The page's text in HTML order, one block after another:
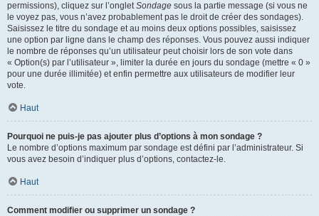
permissions), cliquez sur l’ongletSondage sous la partie message (si vous ne
le voyez pas, vous n’avez probablement pas le droit de créer des sondages).
Saisissez le titre du sondage et au moins deux options possibles, saisissez
une option par ligne dans le champ des réponses. Vous pouvez aussi indiquer
le nombre de réponses qu’un utilisateur peut choisir lors de son vote dans
« Option(s) par l’utilisateur », limiter la durée en jours du sondage (mettre « 0 »
pour une durée illimitée) et enfin permettre aux utilisateurs de modifier leur
vote.
Haut
Pourquoi ne puis-je pas ajouter plus d’options à mon sondage ?
Le nombre d’options maximum par sondage est défini par l’administrateur. Si
vous avez besoin d’indiquer plus d’options, contactez-le.
Haut
Comment modifier ou supprimer un sondage ?